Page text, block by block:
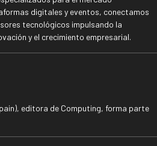
digitales y eventos, conectamos
tecnológicos impulsando la
y el crecimiento empresarial.
editora de Computing, forma parte